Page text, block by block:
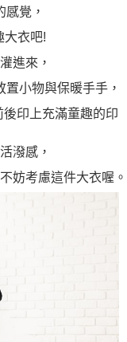
覺，
大衣吧!
進來，
小物與保暖手手，
印上充滿童趣的印
潑感，
妨考慮這件大衣喔。